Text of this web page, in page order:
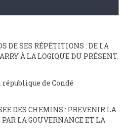
DE SES RÉPÉTITIONS : DE LA
À LA LOGIQUE DU PRÉSENT.
de Condé
DES CHEMINS : PREVENIR LA
LA GOUVERNANCE ET LA